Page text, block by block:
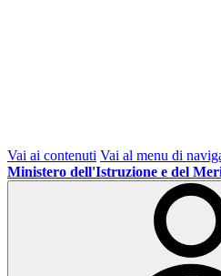
Vai ai contenuti Vai al menu di
Ministero dell'Istruzione e del